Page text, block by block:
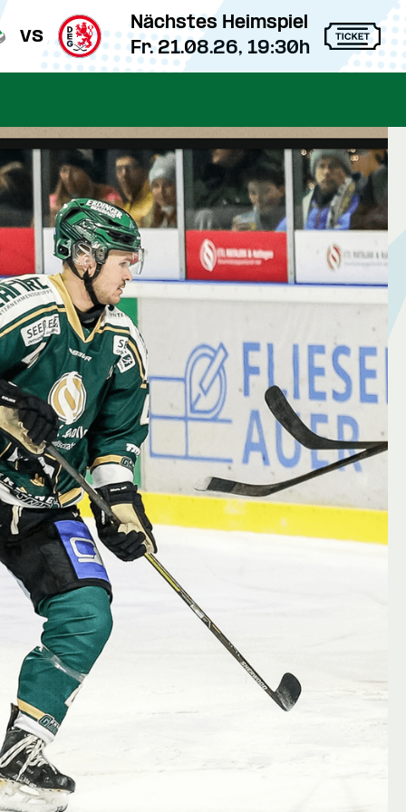
vs
Nächstes Heimspiel
Fr. 21.08.26, 19:30h